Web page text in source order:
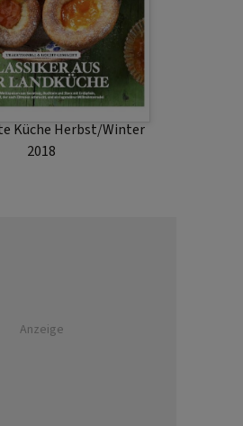
Küche Herbst/Winter
2018
Anzeige